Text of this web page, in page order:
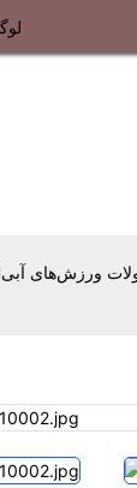
ورزش‌های آبی